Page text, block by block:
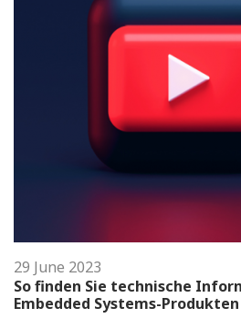
29 June 2023
So finden Sie technische
Embedded Systems-Produkten